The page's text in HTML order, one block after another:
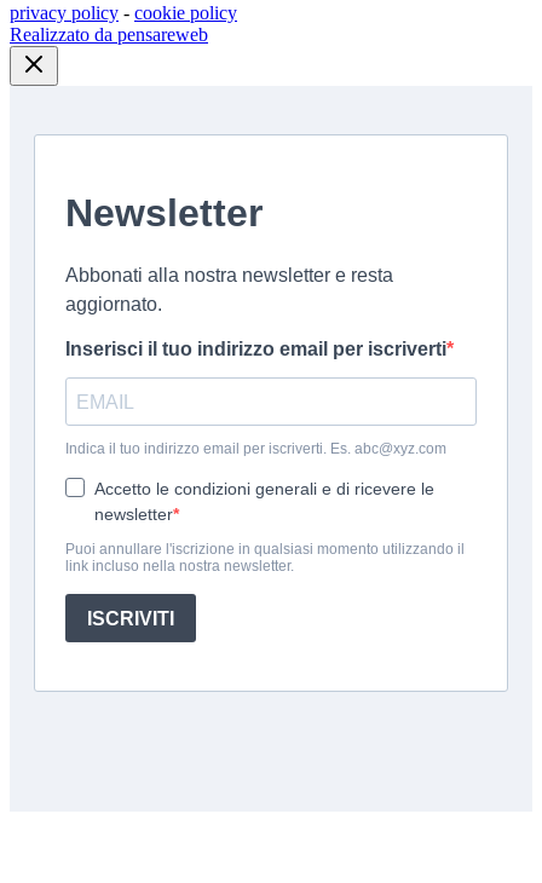
privacy policy - cookie policy
Realizzato da pensareweb